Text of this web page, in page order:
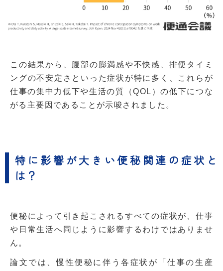
この結果から、腹部の膨満感や不快感、排便タイミ
ングの不安定さといった症状が特に多く、これらが
仕事の集中力低下や生活の質（QOL）の低下につな
がる主要因であることが示唆されました。
特に影響が大きい便秘関連の症状と
は？
便秘によって引き起こされるすべての症状が、仕事
や日常生活へ同じように影響するわけではありませ
ん。
論文では、慢性便秘に伴う各症状が「仕事の生産